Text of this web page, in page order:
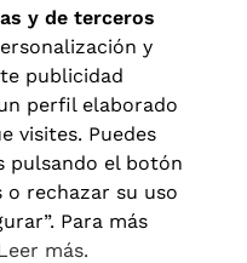
y de terceros
y
publicidad
perfil elaborado
visites. Puedes
pulsando el botón
o rechazar su uso
Para más
más.